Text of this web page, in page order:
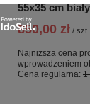
55x35 cm
850,00 zł / szt.
Najniższa cena
wprowadzeniem
Cena regularna: 1